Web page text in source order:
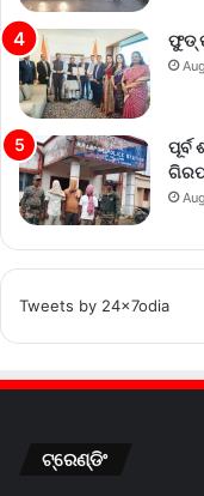
ଫୁଡ୍
ପୂର୍ବ
Tweets by 24x7odia
ଟ୍ରେଣ୍ଡିଂ